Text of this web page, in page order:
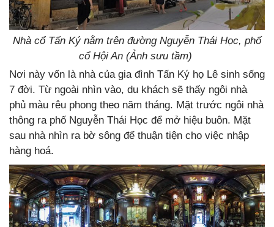
Nhà cổ Tấn Ký nằm trên đường Nguyễn Thái Học, phố
cổ Hội An (Ảnh sưu tầm)
Nơi này vốn là nhà của gia đình Tấn Ký họ Lê sinh sống
7 đời. Từ ngoài nhìn vào, du khách sẽ thấy ngôi nhà
phủ màu rêu phong theo năm tháng. Mặt trước ngôi nhà
thông ra phố Nguyễn Thái Học để mở hiệu buôn. Mặt
sau nhà nhìn ra bờ sông để thuận tiện cho việc nhập
hàng hoá.